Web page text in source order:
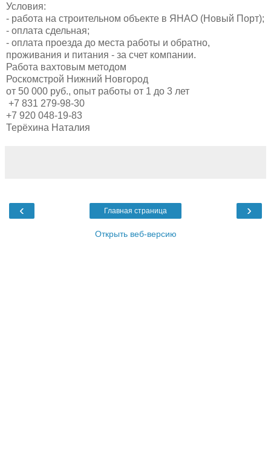
Условия:
- работа на строительном объекте в ЯНАО (Новый Порт);
- оплата сдельная;
- оплата проезда до места работы и обратно,
проживания и питания - за счет компании.
Работа вахтовым методом
Роскомстрой Нижний Новгород
от 50 000 руб., опыт работы от 1 до 3 лет
+7 831 279-98-30
+7 920 048-19-83
Терёхина Наталия
‹ ›
Главная страница
Открыть веб-версию